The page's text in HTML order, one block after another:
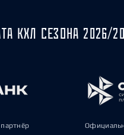
КХЛ СЕЗОНА 2026/